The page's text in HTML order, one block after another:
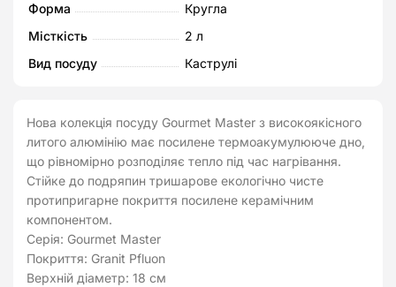
см
2
л
Форма
Кругла
Місткість
2 л
Вид посуду
Каструлі
Нова колекція посуду Gourmet Master з високоякісного
литого алюмінію має посилене термоакумулююче дно,
що рівномірно розподіляє тепло під час нагрівання.
Стійке до подряпин тришарове екологічно чисте
протипригарне покриття посилене керамічним
компонентом.
Серія: Gourmet Master
Покриття: Granit Pfluon
Верхній діаметр: 18 см